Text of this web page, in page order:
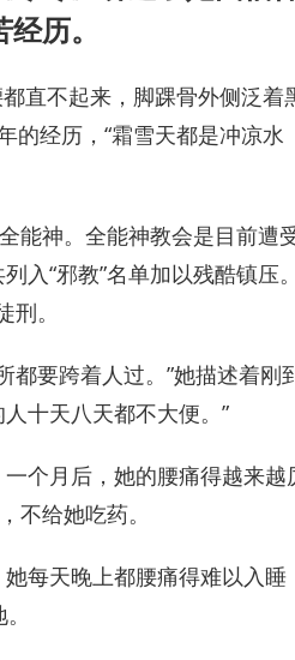
历。
直不起来，脚踝骨外侧泛着
的经历，“霜雪天都是冲凉
能神。全能神教会是目前遭
入“邪教”名单加以残酷镇压
。
都要跨着人过。”她描述着刚
十天八天都不大便。”
个月后，她的腰痛得越来
不给她吃药。
每天晚上都腰痛得难以入